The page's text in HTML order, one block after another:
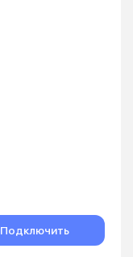
Подключить